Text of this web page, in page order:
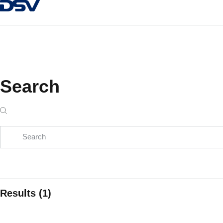
Atpakaļ uz sākumlapu
Search
Search
Results (1)